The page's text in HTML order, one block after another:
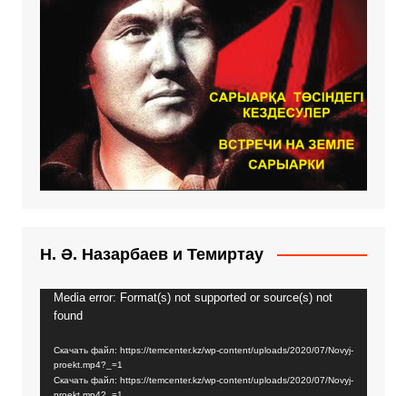
Н. Ә. Назарбаев и Темиртау
Видеоплеер
Media error: Format(s) not supported or source(s) not
found
Скачать файл: https://temcenter.kz/wp-content/uploads/2020/07/Novyj-
proekt.mp4?_=1
Скачать файл: https://temcenter.kz/wp-content/uploads/2020/07/Novyj-